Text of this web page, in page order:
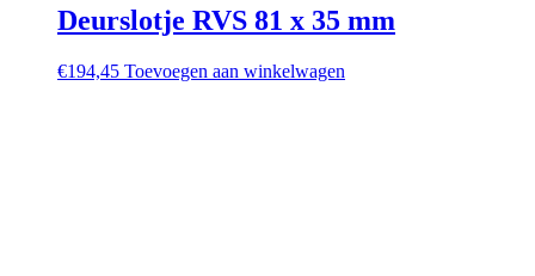
Deurslotje RVS 81 x 35 mm
€194,45 Toevoegen aan winkelwagen